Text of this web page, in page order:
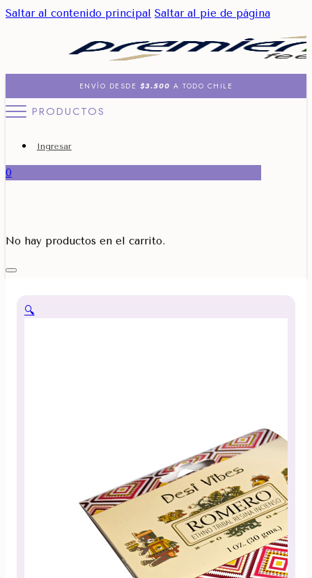
Saltar al contenido principal Saltar al pie de página
ENVÍO DESDE $3.500 A TODO CHILE
PRODUCTOS
Ingresar
0
No hay productos en el carrito.
🔍